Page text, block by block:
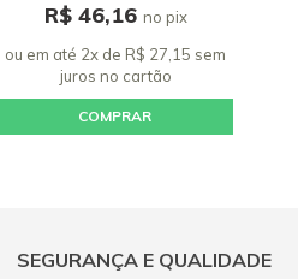
R$ 46,16 no pix
ou em até 2x de R$ 27,15 sem
juros no cartão
COMPRAR
SEGURANÇA E QUALIDADE